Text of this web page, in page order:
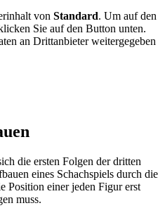
von Standard. Um auf den
Sie auf den Button unten.
an Drittanbieter weitergegeben
die ersten Folgen der dritten
eines Schachspiels durch die
Position einer jeden Figur erst
muss.